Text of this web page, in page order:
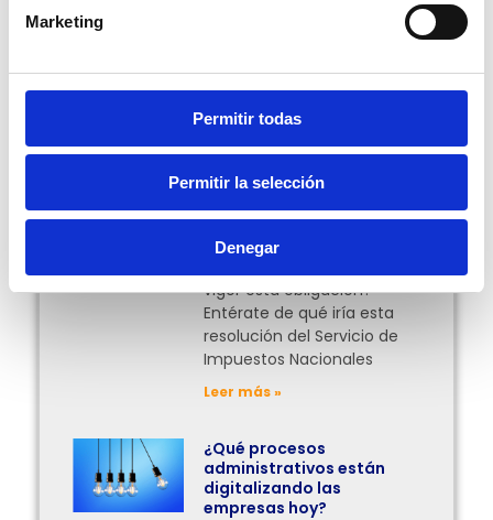
Marketing
Permitir todas
Permitir la selección
Denegar
Compartir:
Facturación en línea
traslado de mercancías
en Bolivia
vigor esta obligación?
Entérate de qué iría esta
resolución del Servicio de
Impuestos Nacionales
Leer más »
¿Qué procesos
administrativos están
digitalizando las
empresas hoy?